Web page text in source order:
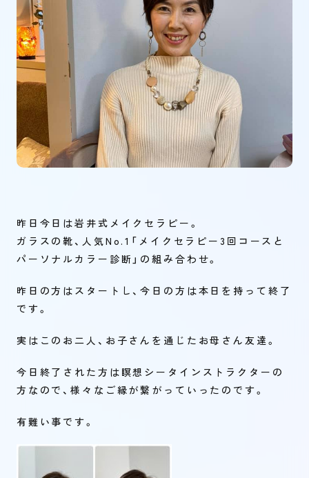
昨日今日は岩井式メイクセラピー。
ガラスの靴、人気No.1「メイクセラピー3回コースと
パーソナルカラー診断」の組み合わせ。
昨日の方はスタートし、今日の方は本日を持って終了
です。
実はこのお二人、お子さんを通じたお母さん友達。
今日終了された方は瞑想シータインストラクターの
方なので、様々なご縁が繋がっていったのです。
有難い事です。